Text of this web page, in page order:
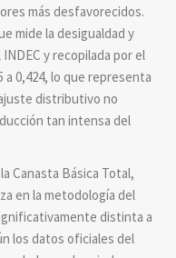
más desfavorecidos.
mide la desigualdad y
y recopilada por el
a 0,424, lo que representa
distributivo no
tan intensa del
Canasta Básica Total,
en la metodología del
distinta a
los datos oficiales del